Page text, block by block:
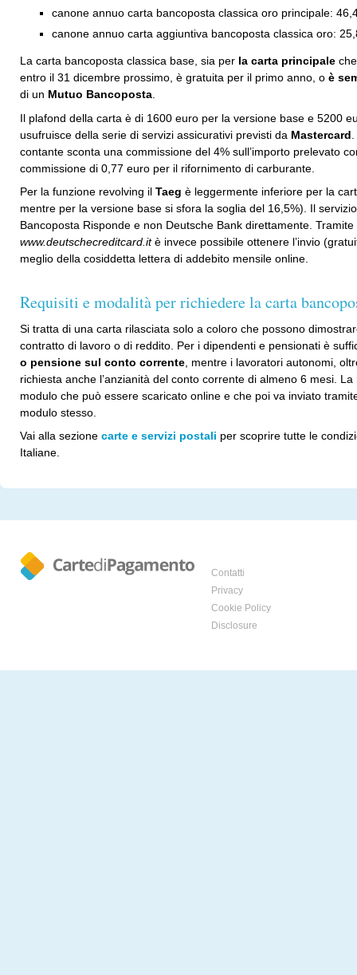
canone annuo carta bancoposta classica oro principale:
canone annuo carta aggiuntiva bancoposta classica oro:
La carta bancoposta classica base, sia per la carta principale
entro il 31 dicembre prossimo, è gratuita per il primo anno, o è
di un Mutuo Bancoposta
Il plafond della carta è di 1600 euro per la versione base e 5200
usufruisce della serie di servizi assicurativi previsti da Mastercard
contante sconta una commissione del 4% sull’importo prelevato
commissione di 0,77 euro per il rifornimento di carburante.
Per la funzione revolving il Taeg è leggermente inferiore per la
mentre per la versione base si sfora la soglia del 16,5%). Il
Bancoposta Risponde e non Deutsche Bank direttamente.
www.deutschecreditcard.itè invece possibile ottenere l’invio
meglio della cosiddetta lettera di addebito mensile online.
Requisiti e modalità per richiedere la carta
Si tratta di una carta rilasciata solo a coloro che possono
contratto di lavoro o di reddito. Per i dipendenti e pensionati è
o pensione sul conto corrente , mentre i lavoratori autonomi,
richiesta anche l’anzianità del conto corrente di almeno 6 mesi.
modulo che può essere scaricato online e che poi va inviato
modulo stesso.
Vai alla sezione carte e servizi postali per scoprire tutte le
Italiane.
Contatti
Privacy
Cookie Policy
Disclosure